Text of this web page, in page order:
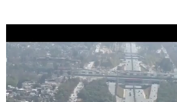
访谈 视频 图片
法律 中央文件 金融